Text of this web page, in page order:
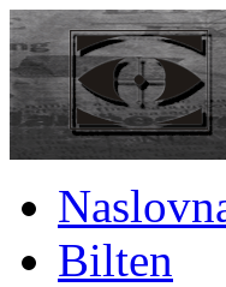
Bilten